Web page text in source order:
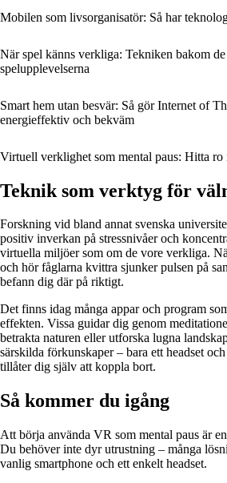
Mobilen som livsorganisatör: Så har
När spel känns verkliga: Tekniken bakom
spelupplevelserna
Smart hem utan besvär: Så gör Internet of
energieffektiv och bekväm
Virtuell verklighet som mental paus: Hitta ro
Teknik som verktyg för
Forskning vid bland annat svenska
positiv inverkan på stressnivåer och
virtuella miljöer som om de vore verkliga.
och hör fåglarna kvittra sjunker pulsen på
befann dig där på riktigt.
Det finns idag många appar och program
effekten. Vissa guidar dig genom
betrakta naturen eller utforska lugna
särskilda förkunskaper – bara ett headset
tillåter dig själv att koppla bort.
Så kommer du igång
Att börja använda VR som mental paus är
Du behöver inte dyr utrustning – många
vanlig smartphone och ett enkelt headset.